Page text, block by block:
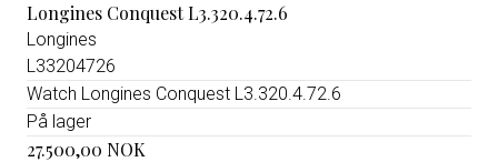
Longines Conquest L3.320.4.72.6
Longines
L33204726
Watch Longines Conquest L3.320.4.72.6
På lager
27.500,00 NOK